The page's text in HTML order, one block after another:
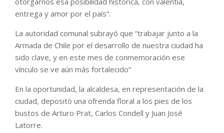
entrega y amor por el país”.
La autoridad comunal subrayó que “trabajar junto a la
Armada de Chile por el desarrollo de nuestra ciudad ha
sido clave, y en este mes de conmemoración ese
vínculo se ve aún más fortalecido”
En la oportunidad, la alcaldesa, en representación de la
ciudad, depositó una ofrenda floral a los pies de los
bustos de Arturo Prat, Carlos Condell y Juan José
Latorre.